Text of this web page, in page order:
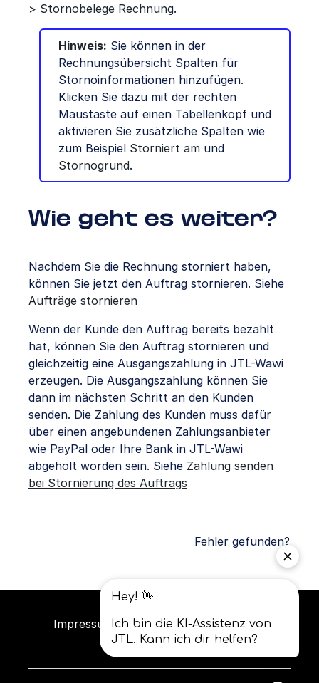
> Stornobelege Rechnung.
Hinweis: Sie können in der
Rechnungsübersicht Spalten für
Stornoinformationen hinzufügen.
Klicken Sie dazu mit der rechten
Maustaste auf einen Tabellenkopf und
aktivieren Sie zusätzliche Spalten wie
zum Beispiel Storniert am und
Stornogrund.
Wie geht es weiter?
Nachdem Sie die Rechnung storniert haben,
können Sie jetzt den Auftrag stornieren. Siehe
Aufträge stornieren
Wenn der Kunde den Auftrag bereits bezahlt
hat, können Sie den Auftrag stornieren und
gleichzeitig eine Ausgangszahlung in JTL-Wawi
erzeugen. Die Ausgangszahlung können Sie
dann im nächsten Schritt an den Kunden
senden. Die Zahlung des Kunden muss dafür
über einen angebundenen Zahlungsanbieter
wie PayPal oder Ihre Bank in JTL-Wawi
abgeholt worden sein. Siehe Zahlung senden
bei Stornierung des Auftrags
Fehler gefunden?
Impressum Datenschutz AGB